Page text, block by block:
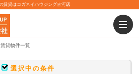
賃貸はコガネイハウジング古河店
賃貸物件一覧
選択中の条件